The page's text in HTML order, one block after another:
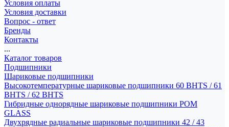
Условия оплаты
Условия доставки
Вопрос - ответ
Бренды
Контакты
...
Каталог товаров
Подшипники
Шариковые подшипники
Высокотемпературные шариковые подшипники 60 BHTS / 61
BHTS / 62 BHTS
Гибридные однорядные шариковые подшипники POM
GLASS
Двухрядные радиальные шариковые подшипники 42 / 43